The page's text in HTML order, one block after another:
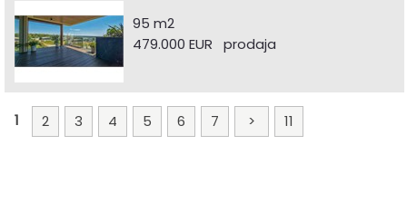
95 m2
479.000 EUR prodaja
1 2 3 4 5 6 7 > 11